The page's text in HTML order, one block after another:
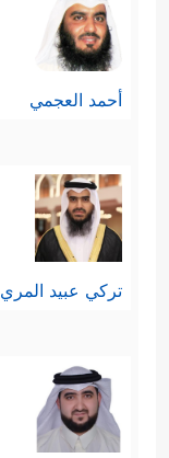
أحمد العجمي
تركي عبيد المري